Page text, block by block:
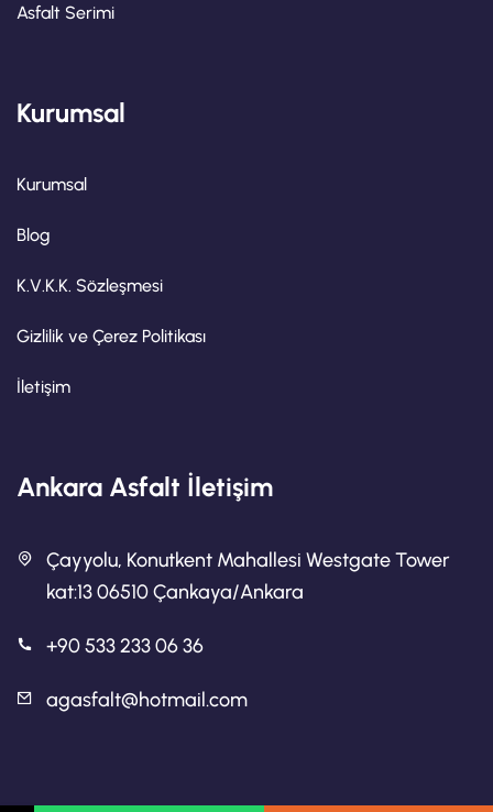
Asfalt Serimi
Kurumsal
Kurumsal
Blog
K.V.K.K. Sözleşmesi
Gizlilik ve Çerez Politikası
İletişim
Ankara Asfalt İletişim
Çayyolu, Konutkent Mahallesi Westgate Tower
kat:13 06510 Çankaya/Ankara
+90 533 233 06 36
agasfalt@hotmail.com